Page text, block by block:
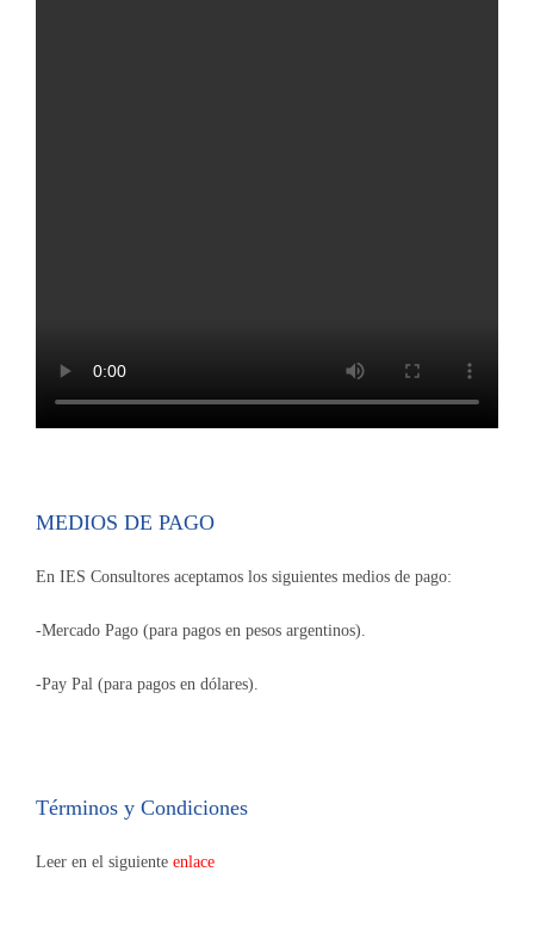
MEDIOS DE PAGO
En IES Consultores aceptamos los siguientes medios de pago:
-Mercado Pago (para pagos en pesos argentinos).
-Pay Pal (para pagos en dólares).
Términos y Condiciones
Leer en el siguiente enlace